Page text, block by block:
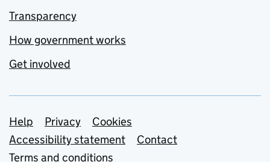
Transparency
How government works
Get involved
Support links
Help Privacy
Cookies
Accessibility statement
Contact
Terms and conditions